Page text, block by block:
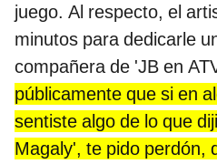
juego. Al respecto, el
minutos para dedicarle
compañera de 'JB en
públicamente que si en
sentiste algo de lo que
Magaly', te pido perdón,